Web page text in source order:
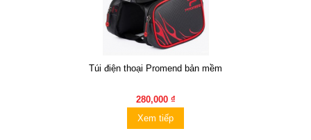
Túi điện thoại Promend bản mềm
280,000 ₫
Xem tiếp